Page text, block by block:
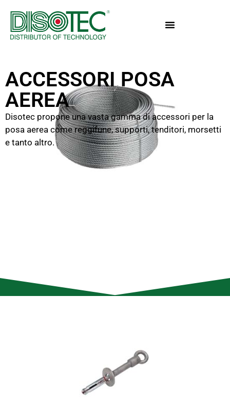
ACCESSORI POSA
AEREA
Disotec propone una vasta gamma di accessori per la
posa aerea come reggifune, supporti, tenditori, morsetti
e tanto altro.